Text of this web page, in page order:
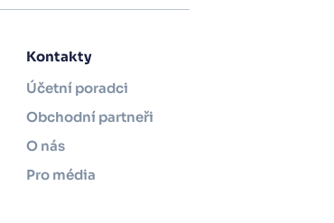
Kontakty
Účetní poradci
Obchodní partneři
O nás
Pro média